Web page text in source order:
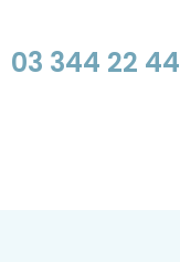
03 344 22 44